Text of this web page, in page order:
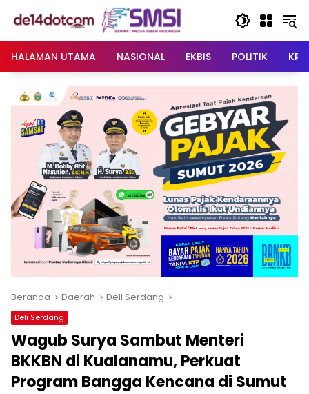
HALAMAN UTAMA
NASIONAL EKBIS POLITIK
Beranda Daerah Deli Serdang
Deli Serdang
Wagub Surya Sambut Menteri
BKKBN di Kualanamu, Perkuat
Program Bangga Kencana di Sumut